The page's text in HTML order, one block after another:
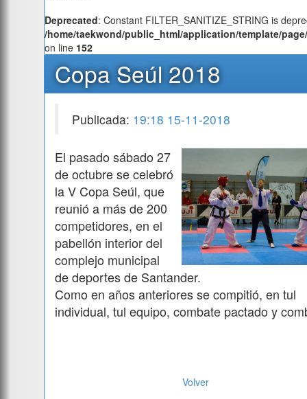
Deprecated: Constant FILTER_SANITIZE_STRING is
/home/taekwond/public_html/application/template/
on line 152
Copa Seúl 2018
Publicada: 19:18 15-11-2018
El pasado sábado 27
de octubre se celebró
la V Copa Seúl, que
reunió a más de 200
competidores, en el
pabellón interior del
complejo municipal
de deportes de Santander.
Como en años anteriores se compitió, en tul
individual, tul equipo, combate pactado y
Volver